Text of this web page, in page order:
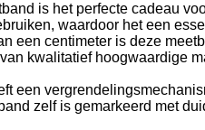
is het perfecte cadeau
waardoor het een
een centimeter is deze
kwalitatief hoogwaardige
een
zelf is gemarkeerd met